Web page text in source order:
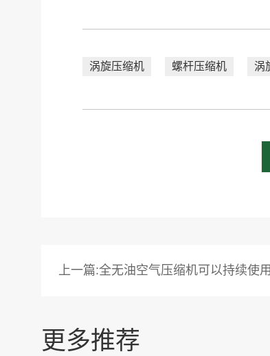
涡旋压缩机 螺杆压缩机 涡
上一篇:全无油空气压缩机可以持续使
更多推荐